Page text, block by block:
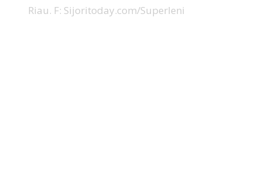
Riau. F: Sijoritoday.com/Superleni